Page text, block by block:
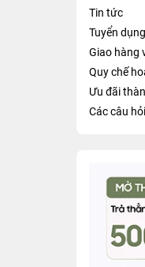
Tin tức
Tuyển dụng
Giao hàng
Quy chế
Ưu đãi
Các câu